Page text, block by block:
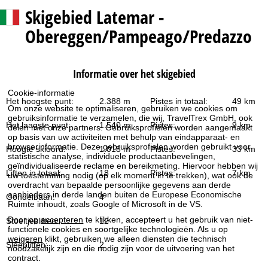
Cookie-informatie
Om onze website te optimaliseren, gebruiken we cookies om
gebruiksinformatie te verzamelen, die wij, TravelTrex GmbH, ook
delen met onze partners. Gebruiksprofielen worden aangemaakt
op basis van uw activiteiten met behulp van eindapparaat- en
browserinformatie. Deze gebruiksprofielen worden gebruikt voor
statistische analyse, individuele productaanbevelingen,
geïndividualiseerde reclame en bereikmeting. Hiervoor hebben wij
uw toestemming nodig (op elk moment in te trekken), wat ook de
overdracht van bepaalde persoonlijke gegevens aan derde
aanbieders in derde landen buiten de Europese Economische
Ruimte inhoudt, zoals Google of Microsoft in de VS.
Door opaccepteren te klikken, accepteert u het gebruik van niet-
functionele cookies en soortgelijke technologieën. Als u op
weigeren klikt, gebruiken we alleen diensten die technisch
noodzakelijk zijn en die nodig zijn voor de uitvoering van het
contract.
p
a
g
i
n
a
Skigebied Latemar -
Obereggen/Pampeago/Predazzo
Informatie over het skigebied
Het hoogste punt: 2.388 m Pistes in totaal: 49 km
Het laagste punt: 1.540 m Pistes: 9 km
Hoogte skioord: 1.018 m Pistes: 33 km
Liften in totaal: 18 Pistes: 7 km
Gondelbaan: 4
Stoeltjesliften: 12
Sleepliften: 2